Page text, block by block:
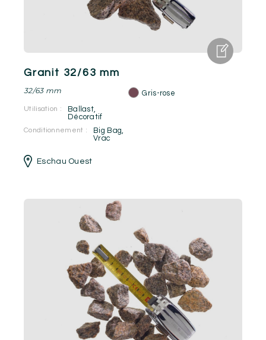
Granit 32/63 mm
32/63 mm Gris-rose
Utilisation : Ballast,
Décoratif
Conditionnement : Big Bag,
Vrac
Eschau Ouest